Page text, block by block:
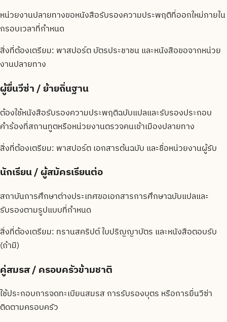
หน่วยงานปลายทางขอหนังสือรับรองความประพฤติที่ออกใหม่ภายใน
กรอบเวลาที่กำหนด
สิ่งที่ต้องเตรียม: พาสปอร์ต บัตรประชาชน และหนังสือขอจากหน่วย
งานปลายทาง
ผู้ยื่นวีซ่า / ย้ายถิ่นฐาน
ต้องใช้หนังสือรับรองความประพฤติฉบับแปลและรับรองประกอบ
คำร้องที่สถานทูตหรือหน่วยงานตรวจคนเข้าเมืองปลายทาง
สิ่งที่ต้องเตรียม: พาสปอร์ต เอกสารต้นฉบับ และชื่อหน่วยงานผู้รับ
นักเรียน / ผู้สมัครเรียนต่อ
สถาบันการศึกษาต่างประเทศขอเอกสารการศึกษาฉบับแปลและ
รับรองตามรูปแบบที่กำหนด
สิ่งที่ต้องเตรียม: ทรานสคริปต์ ใบปริญญาบัตร และหนังสือตอบรับ
(ถ้ามี)
คู่สมรส / ครอบครัวข้ามชาติ
ใช้ประกอบการจดทะเบียนสมรส การรับรองบุตร หรือการยื่นวีซ่า
ติดตามครอบครัว